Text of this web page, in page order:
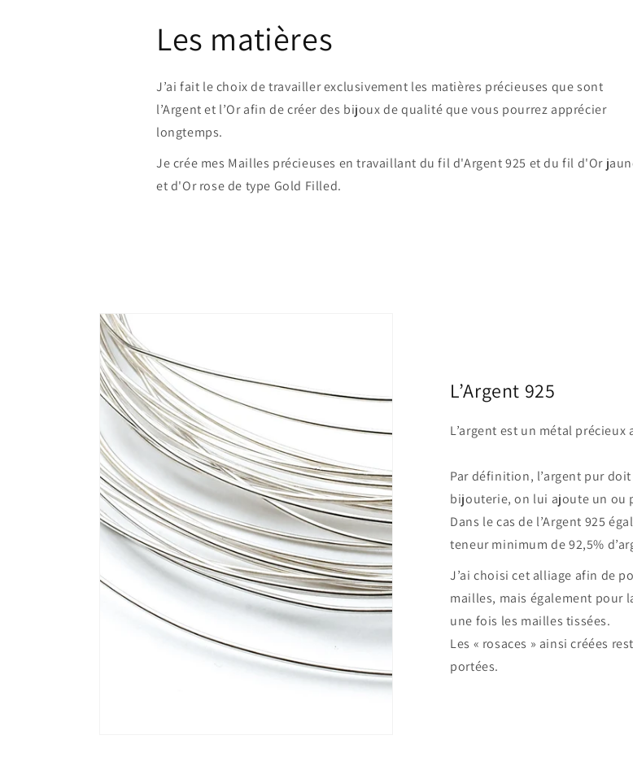
Les matières
J’ai fait le choix de travailler exclusivement les matières précieuses que sont
l’Argent et l’Or afin de créer des bijoux de qualité que vous pourrez apprécier
longtemps.
Je crée mes Mailles précieuses en travaillant du fil d'Argent 925 et du fil d'Or
et d'Or rose de type Gold Filled.
L’Argent 925
L’argent est un métal
Par définition, l’argent pur
bijouterie, on lui ajoute un ou
Dans le cas de l’Argent 925
teneur minimum de 92,5%
J’ai choisi cet alliage afin de
mailles, mais également pour
une fois les mailles tissées.
Les « rosaces » ainsi créées
portées.